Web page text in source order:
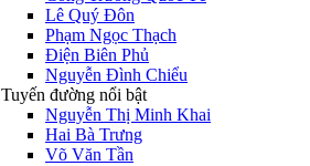
Lê Quý Đôn
Phạm Ngọc Thạch
Điện Biên Phủ
Nguyễn Đình Chiểu
Tuyến đường nổi bật
Nguyễn Thị Minh Khai
Hai Bà Trưng
Võ Văn Tần